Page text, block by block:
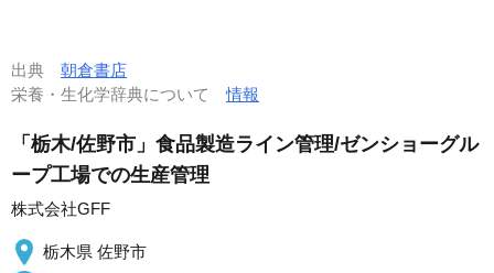
出典 朝倉書店
栄養・生化学辞典について情報
「栃木/佐野市」食品製造ライン管理/ゼンショーグル
ープ工場での生産管理
株式会社GFF
栃木県 佐野市